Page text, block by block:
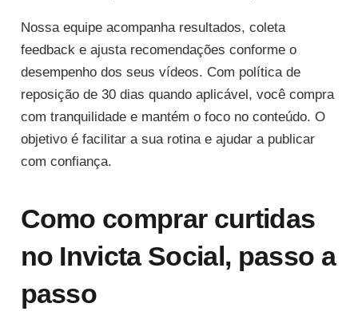
Nossa equipe acompanha resultados, coleta
feedback e ajusta recomendações conforme o
desempenho dos seus vídeos. Com política de
reposição de 30 dias quando aplicável, você compra
com tranquilidade e mantém o foco no conteúdo. O
objetivo é facilitar a sua rotina e ajudar a publicar
com confiança.
Como comprar curtidas
no Invicta Social, passo a
passo